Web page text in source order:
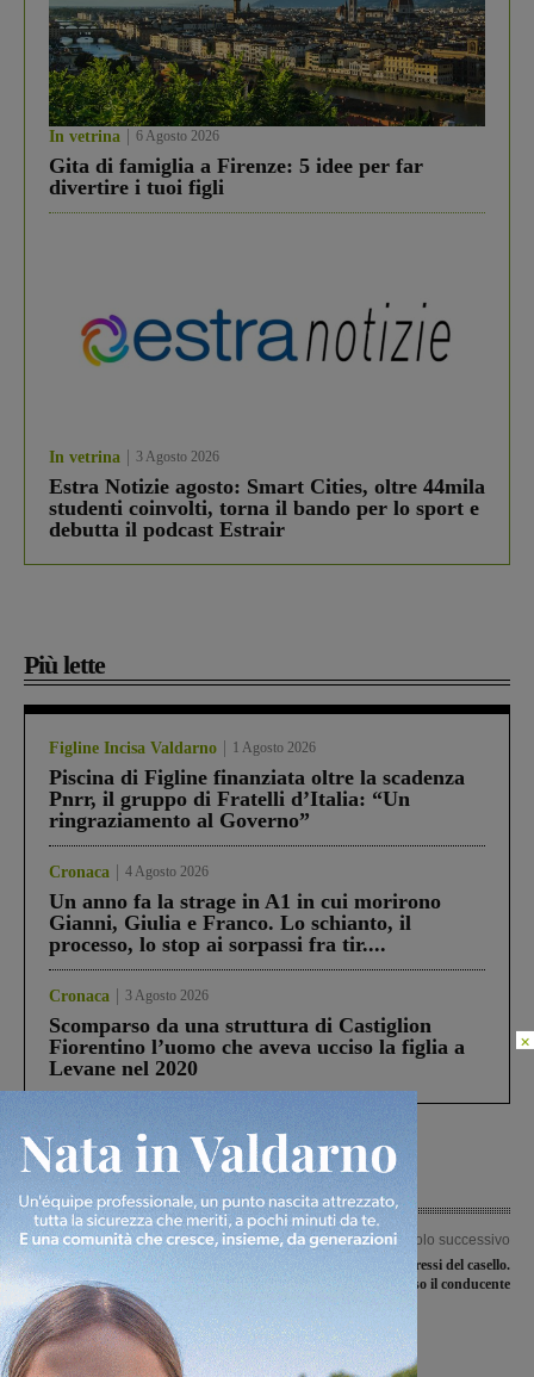
In vetrina 6 Agosto 2026
Gita di famiglia a Firenze: 5 idee per far
divertire i tuoi figli
In vetrina 3 Agosto 2026
Estra Notizie agosto: Smart Cities, oltre 44mila
studenti coinvolti, torna il bando per lo sport e
debutta il podcast Estrair
Più lette
Figline Incisa Valdarno 1 Agosto 2026
Piscina di Figline finanziata oltre la scadenza
Pnrr, il gruppo di Fratelli d’Italia: “Un
ringraziamento al Governo”
Cronaca 4 Agosto 2026
Un anno fa la strage in A1 in cui morirono
Gianni, Giulia e Franco. Lo schianto, il
processo, lo stop ai sorpassi fra tir....
Cronaca 3 Agosto 2026
Scomparso da una struttura di Castiglion
Fiorentino l’uomo che aveva ucciso la figlia a
Levane nel 2020
Articolo precedente
Imu agricola, il sindaco Neri: “Azione
unitaria per chiederne la modifica
contro l’abbandono delle campagne”
Articolo successivo
Auto in fiamme nei pressi del casello.
Illeso il conducente
×